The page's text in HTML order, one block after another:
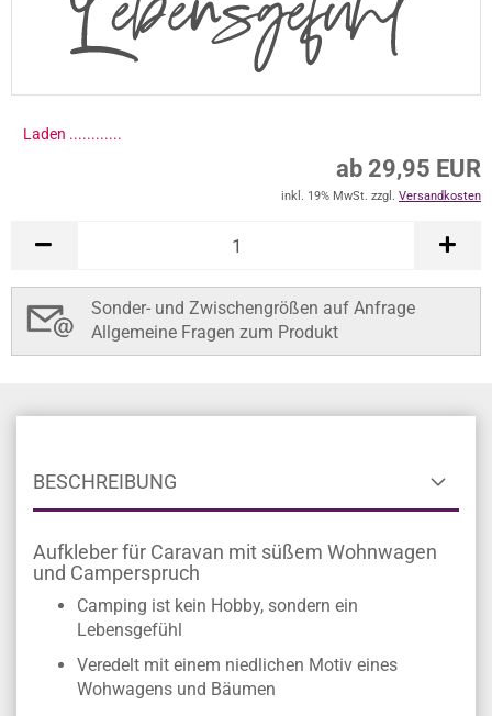
Laden .............
ab 29,95 EUR
inkl. 19% MwSt. zzgl. Versandkosten
Sonder- und Zwischengrößen auf Anfrage
Allgemeine Fragen zum Produkt
BESCHREIBUNG
Aufkleber für Caravan mit süßem Wohnwagen
und Camperspruch
Camping ist kein Hobby, sondern ein
Lebensgefühl
Veredelt mit einem niedlichen Motiv eines
Wohwagens und Bäumen